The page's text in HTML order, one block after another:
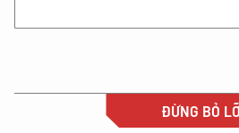
ĐỪNG BỎ LỠ